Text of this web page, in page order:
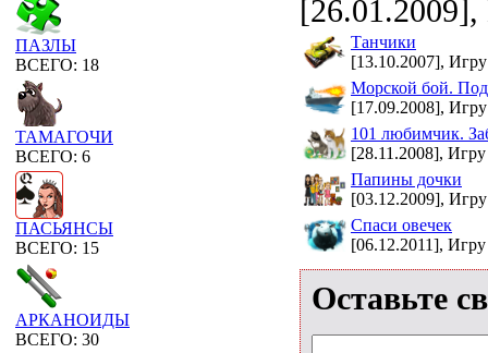
ПАЗЛЫ
ВСЕГО: 18
ТАМАГОЧИ
ВСЕГО: 6
ПАСЬЯНСЫ
ВСЕГО: 15
АРКАНОИДЫ
ВСЕГО: 30
[26.01.2009],
Танчики
[13.10.2007],
Морской бой.
[17.09.2008],
101 любимчик.
[28.11.2008],
Папины дочки
[03.12.2009],
Спаси овечек
[06.12.2011],
Оставьте